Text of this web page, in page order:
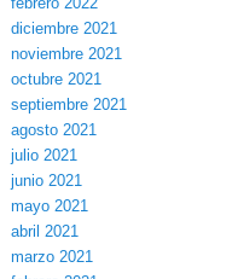
diciembre 2021
noviembre 2021
octubre 2021
septiembre 2021
agosto 2021
julio 2021
junio 2021
mayo 2021
abril 2021
marzo 2021